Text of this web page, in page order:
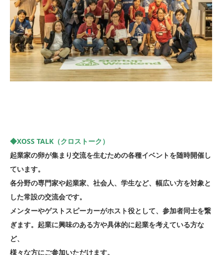
◆XOSS TALK（クロストーク）
起業家の卵が集まり交流を生むための各種イベントを随時開催し
ています。
各分野の専門家や起業家、社会人、学生など、幅広い方を対象と
した常設の交流会です。
メンターやゲストスピーカーがホスト役として、参加者同士を繋
ぎます。起業に興味のある方や具体的に起業を考えている方な
ど、
様々な方にご参加いただけます。